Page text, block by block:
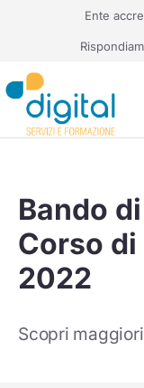
Ente
Bando
Corso
2022
Scopri